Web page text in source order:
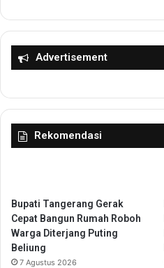
g
i
t
s
i
d
e
n
a
s
a
l
a
m
a
w
a
Advertisement
Rekomendasi
Bupati Tangerang Gerak
Cepat Bangun Rumah Roboh
Warga Diterjang Puting
Beliung
7 Agustus 2026